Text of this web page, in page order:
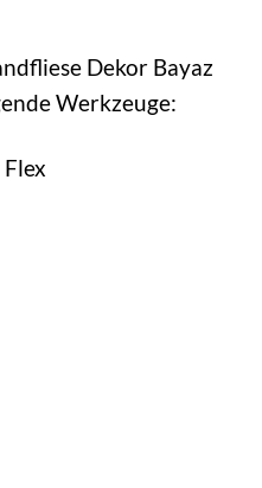
Dekor Bayaz
Werkzeuge: